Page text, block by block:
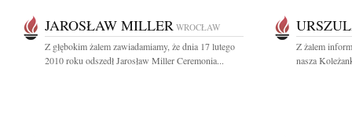
JAROSŁAW MILLER WROCŁAW
Z głębokim żalem zawiadamiamy, że dnia 17 lutego
2010 roku odszedł Jarosław Miller Ceremonia...
Z żalem
nasza